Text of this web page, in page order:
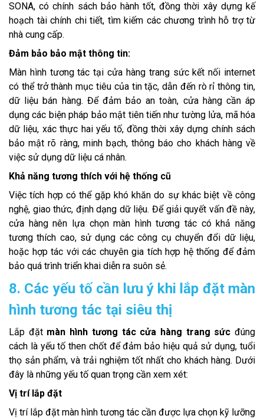
SONA, có chính sách bảo hành tốt, đồng thời xây dựng kế
hoạch tài chính chi tiết, tìm kiếm các chương trình hỗ trợ từ
nhà cung cấp.
Đảm bảo bảo mật thông tin:
Màn hình tương tác tại cửa hàng trang sức kết nối internet
có thể trở thành mục tiêu của tin tặc, dẫn đến rò rỉ thông tin,
dữ liệu bán hàng. Để đảm bảo an toàn, cửa hàng cần áp
dụng các biện pháp bảo mật tiên tiến như tường lửa, mã hóa
dữ liệu, xác thực hai yếu tố, đồng thời xây dựng chính sách
bảo mật rõ ràng, minh bạch, thông báo cho khách hàng về
việc sử dụng dữ liệu cá nhân.
Khả năng tương thích với hệ thống cũ
Việc tích hợp có thể gặp khó khăn do sự khác biệt về công
nghệ, giao thức, định dạng dữ liệu. Để giải quyết vấn đề này,
cửa hàng nên lựa chọn màn hình tương tác có khả năng
tương thích cao, sử dụng các công cụ chuyển đổi dữ liệu,
hoặc hợp tác với các chuyên gia tích hợp hệ thống để đảm
bảo quá trình triển khai diễn ra suôn sẻ.
8. Các yếu tố cần lưu ý khi lắp đặt màn
hình tương tác tại siêu thị
Lắp đặt màn hình tương tác cửa hàng trang sức đúng
cách là yếu tố then chốt để đảm bảo hiệu quả sử dụng, tuổi
thọ sản phẩm, và trải nghiệm tốt nhất cho khách hàng. Dưới
đây là những yếu tố quan trọng cần xem xét:
Vị trí lắp đặt
Vị trí lắp đặt màn hình tương tác cần được lựa chọn kỹ lưỡng